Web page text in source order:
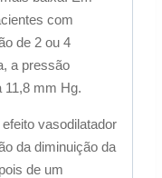
com
de 2 ou 4
a pressão
11,8 mm Hg.
vasodilatador
da diminuição da
de um